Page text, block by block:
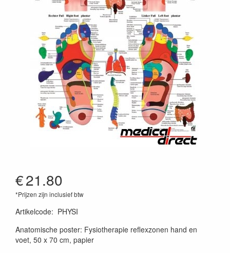
€21.80
*Prijzen zijn inclusief btw
Artikelcode: PHYSI
Anatomische poster: Fysiotherapie reflexzonen hand en
voet, 50 x 70 cm, papier